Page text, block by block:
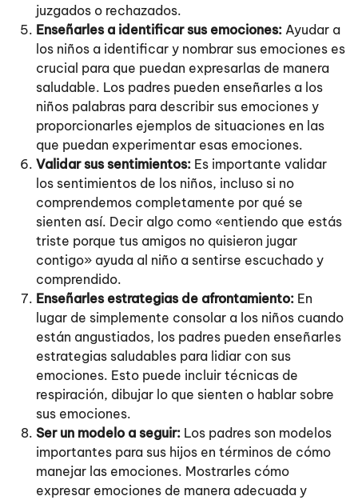
juzgados o rechazados.
Enseñarles a identificar sus emociones: Ayudar a
los niños a identificar y nombrar sus emociones es
crucial para que puedan expresarlas de manera
saludable. Los padres pueden enseñarles a los
niños palabras para describir sus emociones y
proporcionarles ejemplos de situaciones en las
que puedan experimentar esas emociones.
Validar sus sentimientos: Es importante validar
los sentimientos de los niños, incluso si no
comprendemos completamente por qué se
sienten así. Decir algo como «entiendo que estás
triste porque tus amigos no quisieron jugar
contigo» ayuda al niño a sentirse escuchado y
comprendido.
Enseñarles estrategias de afrontamiento: En
lugar de simplemente consolar a los niños cuando
están angustiados, los padres pueden enseñarles
estrategias saludables para lidiar con sus
emociones. Esto puede incluir técnicas de
respiración, dibujar lo que sienten o hablar sobre
sus emociones.
Ser un modelo a seguir: Los padres son modelos
importantes para sus hijos en términos de cómo
manejar las emociones. Mostrarles cómo
expresar emociones de manera adecuada y